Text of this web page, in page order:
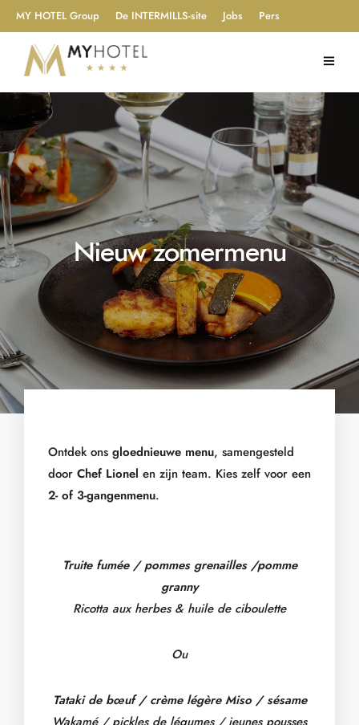
MY HOTEL Group De INTERMILLS-site Jobs Pers
Nieuw zomermenu
Ontdek ons gloednieuwe menu, samengesteld
door Chef Lionel en zijn team. Kies zelf voor een
2- of 3-gangenmenu.
Truite fumée / pommes grenailles /pomme
granny
Ricotta aux herbes & huile de ciboulette
Ou
Tataki de bœuf / crème légère Miso / sésame